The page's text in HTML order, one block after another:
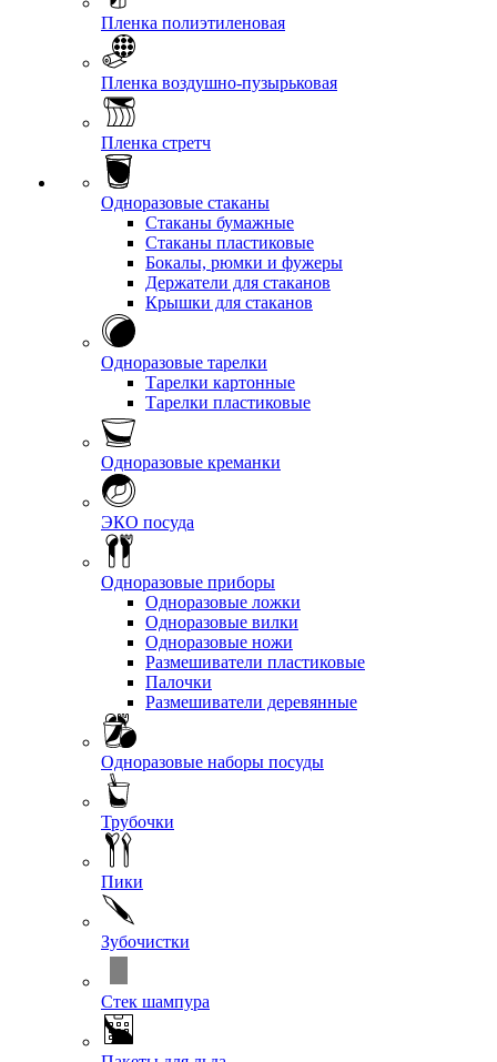
Пленка полиэтиленовая
Пленка воздушно-пузырьковая
Пленка стретч
Одноразовые стаканы
Стаканы бумажные
Стаканы пластиковые
Бокалы, рюмки и фужеры
Держатели для стаканов
Крышки для стаканов
Одноразовые тарелки
Тарелки картонные
Тарелки пластиковые
Одноразовые креманки
ЭКО посуда
Одноразовые приборы
Одноразовые ложки
Одноразовые вилки
Одноразовые ножи
Размешиватели пластиковые
Палочки
Размешиватели деревянные
Одноразовые наборы посуды
Трубочки
Пики
Зубочистки
Стек шампура